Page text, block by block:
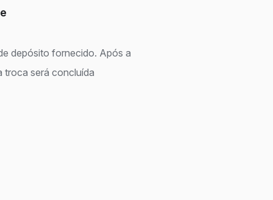
depósito fornecido. Após a
troca será concluída